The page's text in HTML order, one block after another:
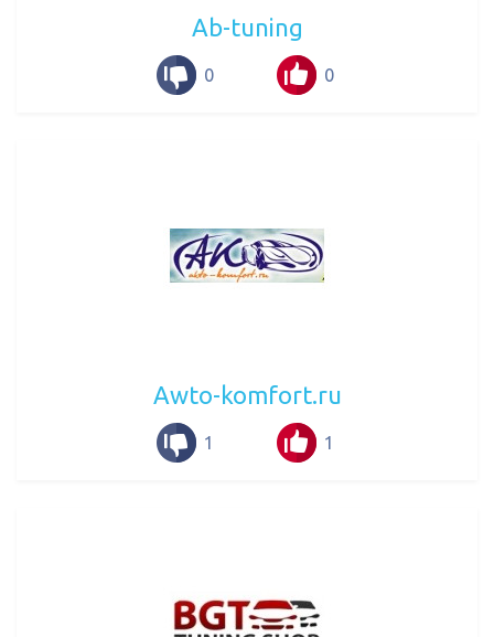
Ab-tuning
0 0
Awto-komfort.ru
1 1